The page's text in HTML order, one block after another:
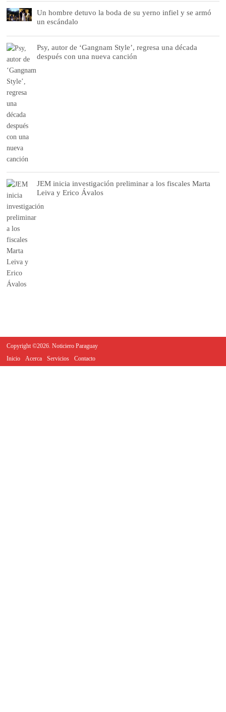
Un hombre detuvo la boda de su yerno infiel y se armó
un escándalo
Psy, autor de ‘Gangnam Style’, regresa una década
después con una nueva canción
JEM inicia investigación preliminar a los fiscales Marta
Leiva y Erico Ávalos
Copyright ©2026. Noticiero Paraguay
Inicio
Acerca Servicios Contacto